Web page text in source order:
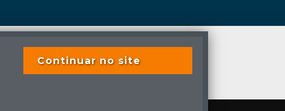
em lei.
Continuar no site